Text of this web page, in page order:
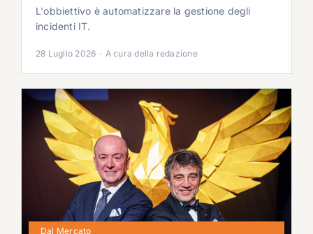
L'obbiettivo è automatizzare la gestione degli
incidenti IT.
28 Luglio 2026 · A cura della redazione
Dal Mercato